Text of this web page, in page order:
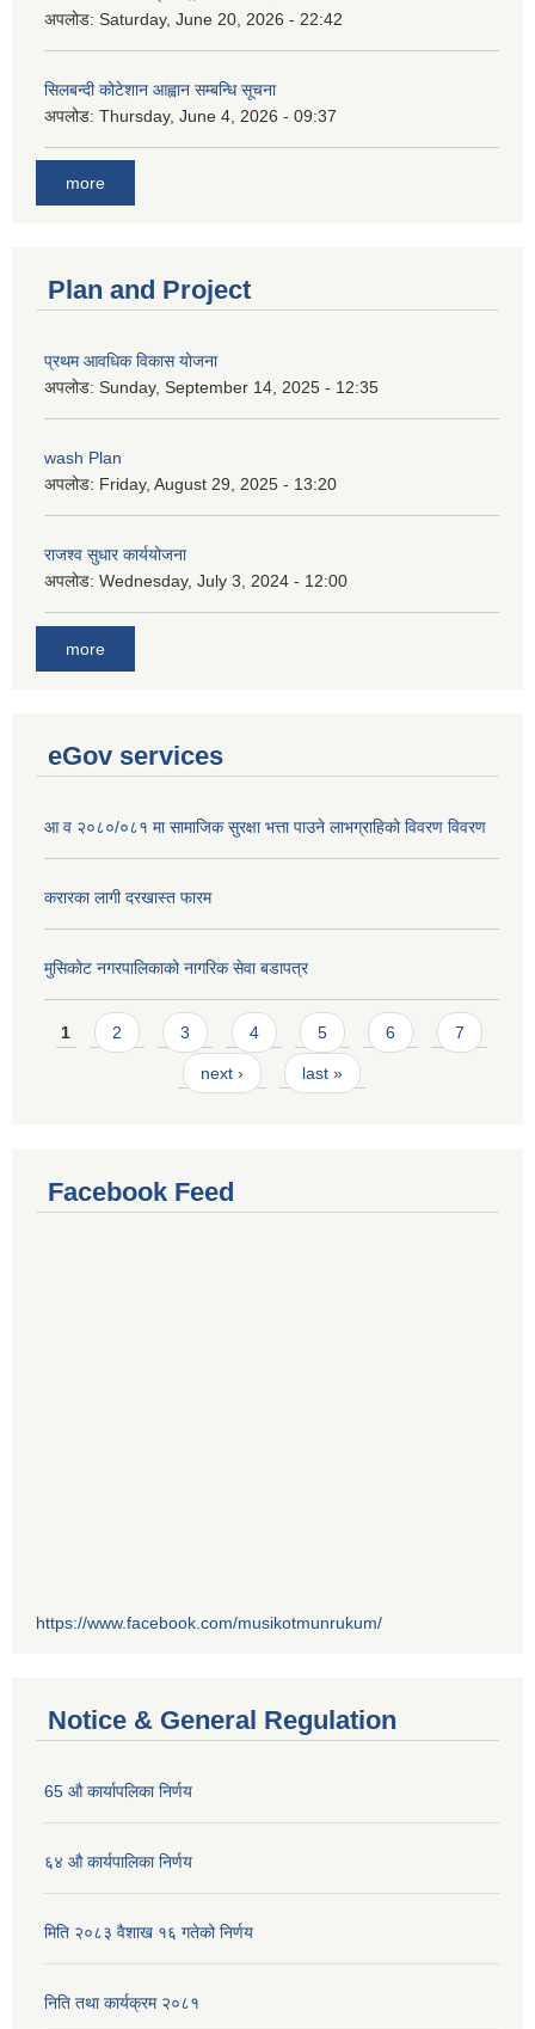
अपलोड: Saturday, June 20, 2026 - 22:42
सिलबन्दी कोटेशान आह्वान सम्बन्धि सूचना
अपलोड: Thursday, June 4, 2026 - 09:37
more
Plan and Project
प्रथम आवधिक विकास योजना
अपलोड: Sunday, September 14, 2025 - 12:35
wash Plan
अपलोड: Friday, August 29, 2025 - 13:20
राजश्व सुधार कार्ययोजना
अपलोड: Wednesday, July 3, 2024 - 12:00
more
eGov services
आ व २०८०/०८१ मा सामाजिक सुरक्षा भत्ता पाउने लाभग्राहिको विवरण विवरण
करारका लागी दरखास्त फारम
मुसिकोट नगरपालिकाको नागरिक सेवा बडापत्र
Pages
1 2 3 4 5 6 7
next › last »
Facebook Feed
https://www.facebook.com/musikotmunrukum/
Notice & General Regulation
65 औ कार्यापलिका निर्णय
६४ औ कार्यपालिका निर्णय
मिति २०८३ वैशाख १६ गतेको निर्णय
निति तथा कार्यक्रम २०८१